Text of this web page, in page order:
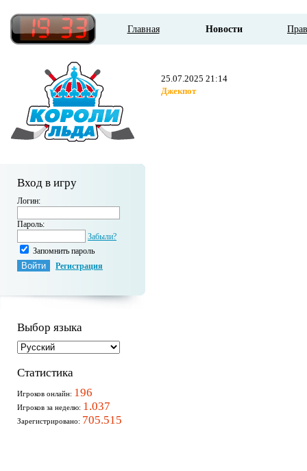
Главная Новости
Вход в игру
Логин:
Пароль:
Забыли?
Запомнить пароль
Регистрация
Выбор языка
Статистика
Игроков онлайн: 196
Игроков за неделю: 1.037
Зарегистрировано: 705.515
25.07.2025 21:14
Джекпот